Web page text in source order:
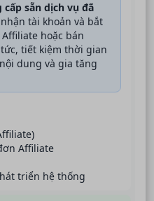
cấp sẵn dịch vụ đã
tài khoản và bắt
hoặc bán
tiết kiệm thời gian
dung và gia tăng
Affiliate
triển hệ thống